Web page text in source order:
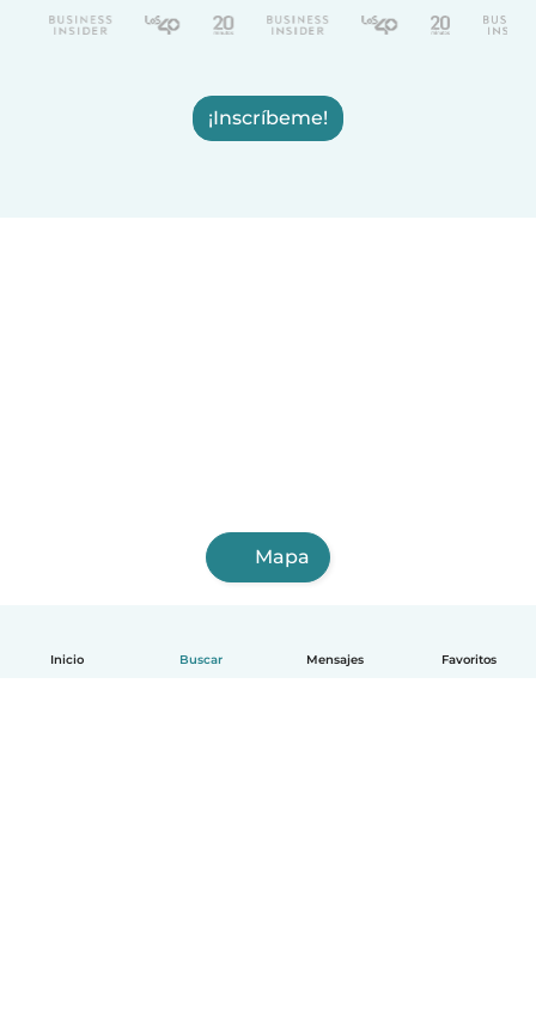
Inicio Buscar Mensajes Favoritos
¡Inscríbeme!
Mapa